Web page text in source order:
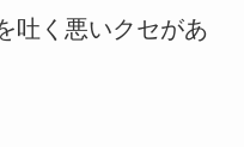
吐く悪いクセがあ